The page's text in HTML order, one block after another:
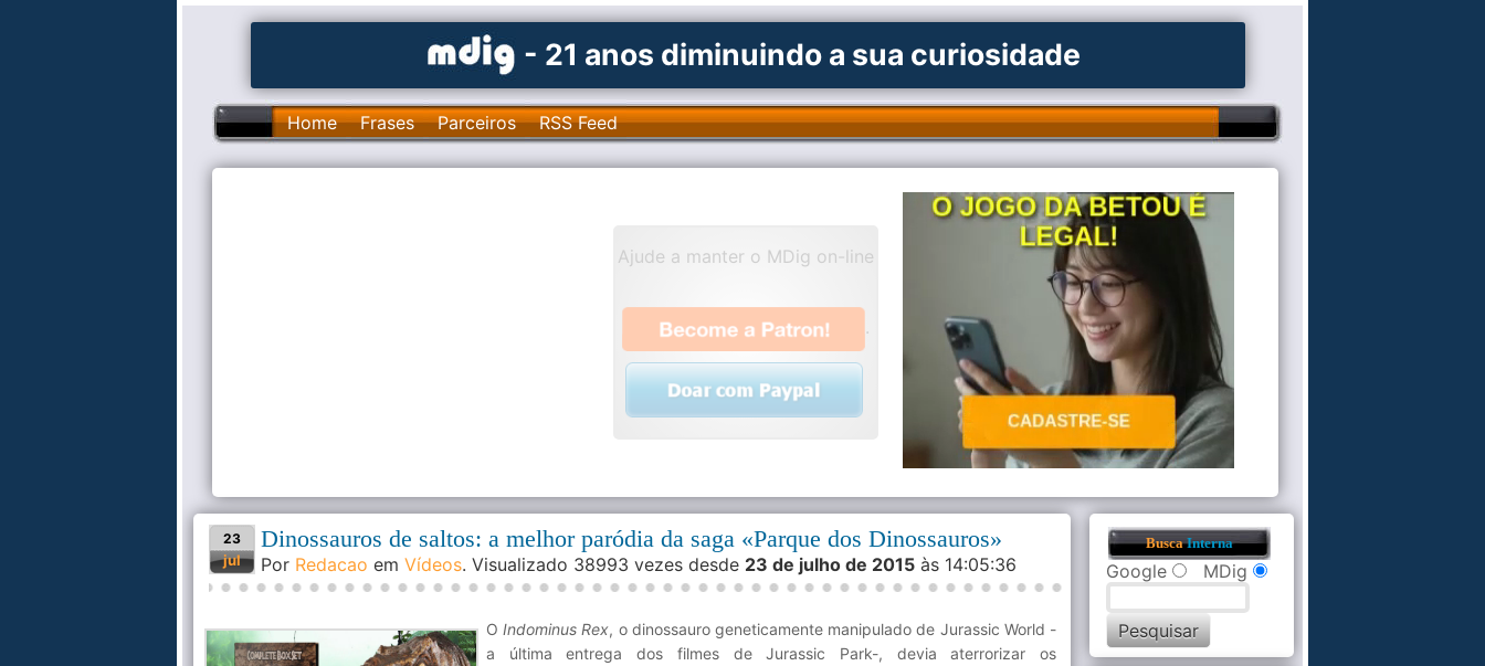
- 21 anos diminuindo a sua curiosidade
Home Frases Parceiros RSS Feed
Ajude a manter o MDig on-line
.
23
jul
Dinossauros de saltos: a melhor paródia da saga «Parque dos Dinossauros»
Por Redacao em Vídeos. Visualizado 38993 vezes desde 23 de julho de 2015 às 14:05:36
OIndominus Rex, o dinossauro geneticamente manipulado de Jurassic World -
a última entrega dos filmes de Jurassic Park-, devia aterrorizar os
BuscaInterna
Google MDig